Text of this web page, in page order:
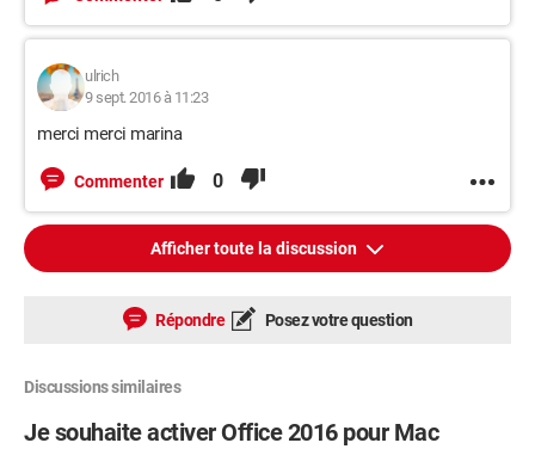
ulrich
9 sept. 2016 à 11:23
merci merci marina
Commenter 0
Afficher toute la discussion
Répondre Posez votre question
Discussions similaires
Je souhaite activer Office 2016 pour Mac